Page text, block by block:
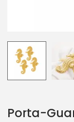
Porta-